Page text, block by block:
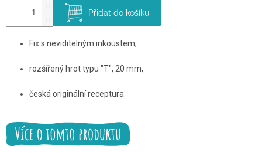
Přidat do košíku
Fix s neviditelným inkoustem,
rozšířený hrot typu "T", 20 mm,
česká originální receptura